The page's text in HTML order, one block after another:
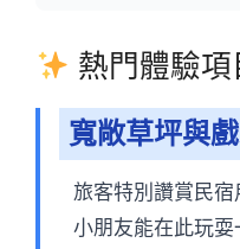
熱門體驗項
寬敞草坪與
旅客特別讚賞民宿
小朋友能在此玩